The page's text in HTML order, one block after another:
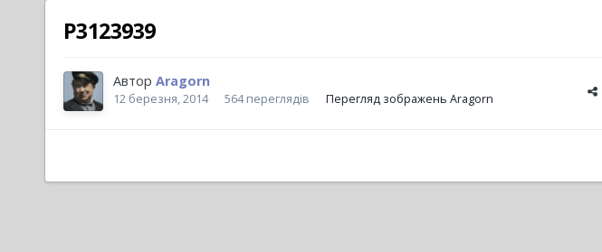
P3123939
Автор Aragorn
12 березня, 2014 564 переглядів Перегляд зображень Aragorn